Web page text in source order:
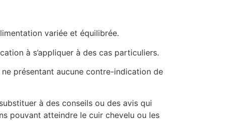
variée et équilibrée.
à s’appliquer à des cas particuliers.
ne présentant aucune contre-indication de
à des conseils ou des avis qui
pouvant atteindre le cuir chevelu ou les